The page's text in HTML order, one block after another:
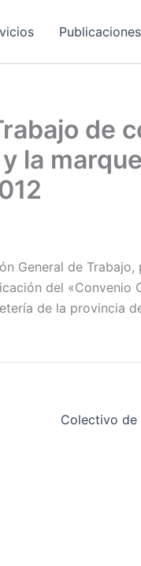
Publicaciones
de
la
General de Trabajo,
del «Convenio
de la provincia